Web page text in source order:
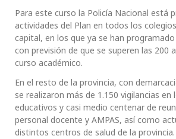
Para este curso la Policía Nacional está
actividades del Plan en todos los
capital, en los que ya se han
con previsión de que se superen las 200
curso académico.
En el resto de la provincia, con
se realizaron más de 1.150 vigilancias en
educativos y casi medio centenar de
personal docente y AMPAS, así como
distintos centros de salud de la provincia.